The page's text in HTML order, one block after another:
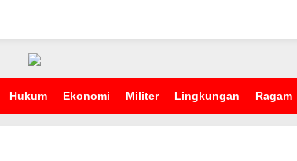
Hukum Ekonomi Militer Lingkungan Ragam